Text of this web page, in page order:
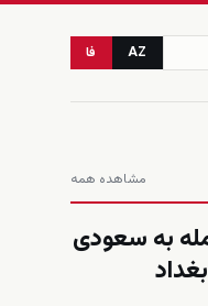
AZ فا
مشاهده همه
به سعودی